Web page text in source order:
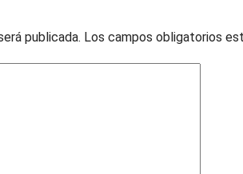
publicada. Los campos obligatorios